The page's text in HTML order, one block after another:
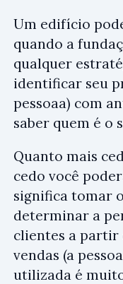
Um edifício
quando a
qualquer
identificar seu
pessoaa) com
saber quem é o
Quanto mais
cedo você
significa tomar
determinar a
clientes a partir
vendas (a
utilizada é